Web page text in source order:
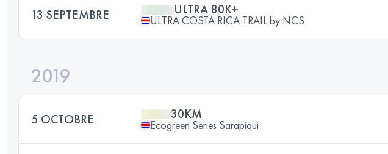
13 SEPTEMBRE ULTRA 80K+
ULTRA COSTA RICA TRAIL by NCS
2019
5 OCTOBRE 30KM
Ecogreen Series Sarapiqui